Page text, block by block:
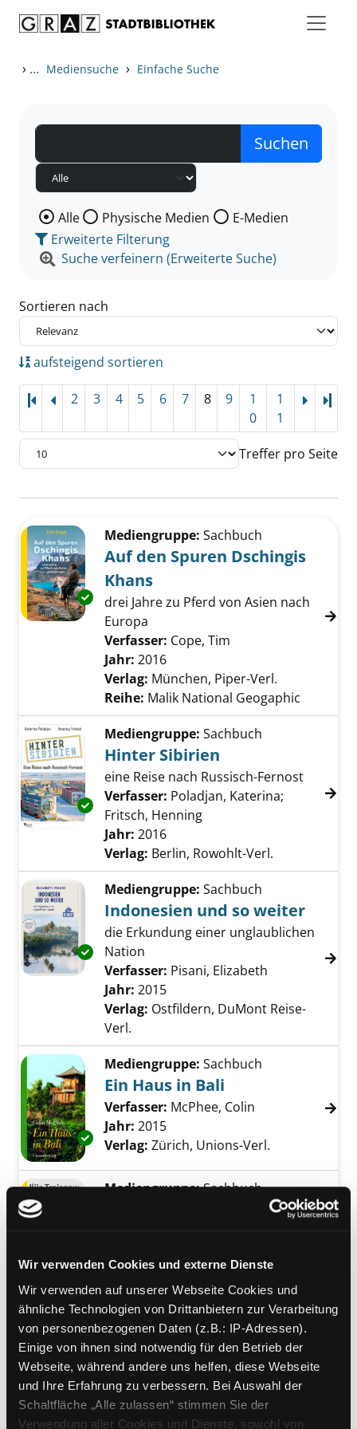
Wir verwenden Cookies und externe Dienste
Wir verwenden auf unserer Webseite Cookies und
ähnliche Technologien von Drittanbietern zur Verarbeitung
von personenbezogenen Daten (z.B.: IP-Adressen).
Einige von ihnen sind notwendig für den Betrieb der
Webseite, während andere uns helfen, diese Webseite
und Ihre Erfahrung zu verbessern. Bei Auswahl der
Schaltfläche „Alle zulassen“ stimmen Sie der
Verwendung aller Cookies und Dienste, sowohl von
› ... Mediensuche › Einfache Suche
Wählen Sie die Medienart nach der Sie suchen wollen.
Alle Physische Medien
E-Medien
Erweiterte Filterung
Suche verfeinern (Erweiterte Suche)
Sortieren nach
aufsteigend sortieren
2 3 4 5 6 7 8 9
1
0
1
1
Treffer pro Seite
Zu den Suchfiltern springen
Exemplar-Details von Auf den Spuren
Mediengruppe: Sachbuch
Auf den Spuren Dschingis
Khans
drei Jahre zu Pferd von Asien nach
Europa
Verfasser: Cope, Tim
Jahr: 2016
Verlag: München, Piper-Verl.
Reihe: Malik National Geogaphic
Exemplar-Details von Hinter Sibirien
Mediengruppe: Sachbuch
Hinter Sibirien
eine Reise nach Russisch-Fernost
Verfasser: Poladjan, Katerina;
Fritsch, Henning
Jahr: 2016
Verlag: Berlin, Rowohlt-Verl.
Exemplar-Details von Indonesien und so
Mediengruppe: Sachbuch
Indonesien und so weiter
die Erkundung einer unglaublichen
Nation
Verfasser: Pisani, Elizabeth
Jahr: 2015
Verlag: Ostfildern, DuMont Reise-
Verl.
Exemplar-Details von Ein Haus in Bali
Mediengruppe: Sachbuch
Ein Haus in Bali
Verfasser: McPhee, Colin Suche nach
Jahr: 2015
Verlag: Zürich, Unions-Verl.
Mediengruppe:Sachbuch
Zu den heiligen Quellen des
Verfasser:Trojanow, IlijaSuche nach
Jahr:2015
Verlag:München, Piper-Verl.
Reihe:Malik National Geogaphic
Mediengruppe:Sachbuch
Verdammtes Land
eine Reise durch Palästina